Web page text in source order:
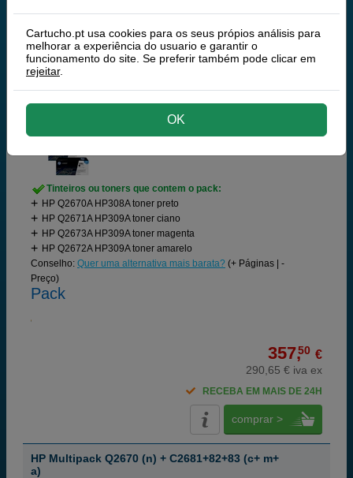
HP
100% Tinteiros Originais HP
HP Multipack Q2670+71+72+73 (p+ c+ m+ a)
Tinteiros ou toners que contem o pack:
HP Q2670A HP308A toner preto
HP Q2671A HP309A toner ciano
HP Q2673A HP309A toner magenta
HP Q2672A HP309A toner amarelo
Conselho: Quer uma alternativa mais barata? (+ Páginas | -
Preço)
Pack
357,50 €
290,65 € iva ex
RECEBA EM MAIS DE 24H
comprar >
HP Multipack Q2670 (n) + C2681+82+83 (c+ m+
a)
Cartucho.pt usa cookies para os seus própios análisis para
melhorar a experiência do usuario e garantir o
funcionamento do site. Se preferir também pode clicar em
rejeitar.
OK